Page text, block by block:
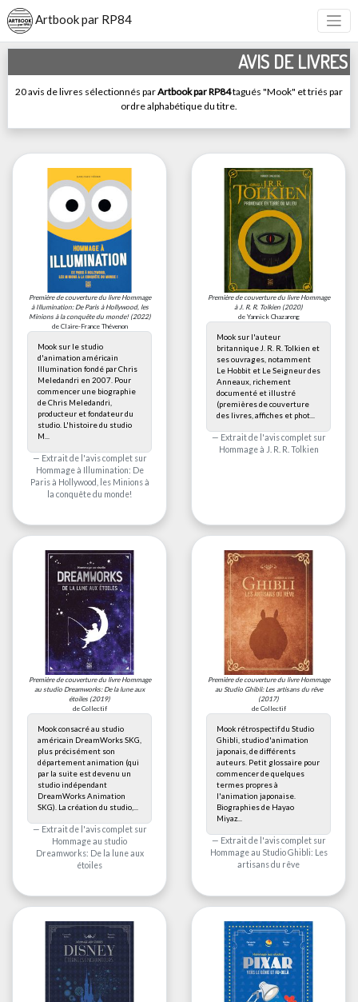
Artbook par RP84
AVIS DE LIVRES
20 avis de livres sélectionnés parArtbook par RP84tagués "Mook" et triés par
ordre alphabétique du titre.
Première de couverture du livreHommage
à Illumination: De Paris à Hollywood, les
Minions à la conquête du monde!(2022)
de Claire-France Thévenon
Mook sur le studio
d'animation américain
Illumination fondé par Chris
Meledandri en 2007. Pour
commencer une biographie
de Chris Meledandri,
producteur et fondateur du
studio. L'histoire du studio
M...
Extrait de l'avis complet sur
Hommage à Illumination: De
Paris à Hollywood, les Minions à
la conquête du monde!
Première de couverture du livreHommage
à J. R. R. Tolkien (2020)
de Yannick Chazareng
Mook sur l'auteur
britannique J. R. R. Tolkien et
ses ouvrages, notamment
Le Hobbit et Le Seigneur des
Anneaux, richement
documenté et illustré
(premières de couverture
des livres, affiches et phot...
Extrait de l'avis complet sur
Hommage à J. R. R. Tolkien
Première de couverture du livreHommage
au studio Dreamworks: De la lune aux
étoiles (2019)
de Collectif
Mook consacré au studio
américain DreamWorks SKG,
plus précisément son
département animation (qui
par la suite est devenu un
studio indépendant
DreamWorks Animation
SKG). La création du studio,...
Extrait de l'avis complet sur
Hommage au studio
Dreamworks: De la lune aux
étoiles
Première de couverture du livreHommage
au Studio Ghibli: Les artisans du rêve
(2017)
de Collectif
Mook rétrospectif du Studio
Ghibli, studio d'animation
japonais, de différents
auteurs. Petit glossaire pour
commencer de quelques
termes propres à
l'animation japonaise.
Biographies de Hayao
Miyaz...
Extrait de l'avis complet sur
Hommage au Studio Ghibli: Les
artisans du rêve